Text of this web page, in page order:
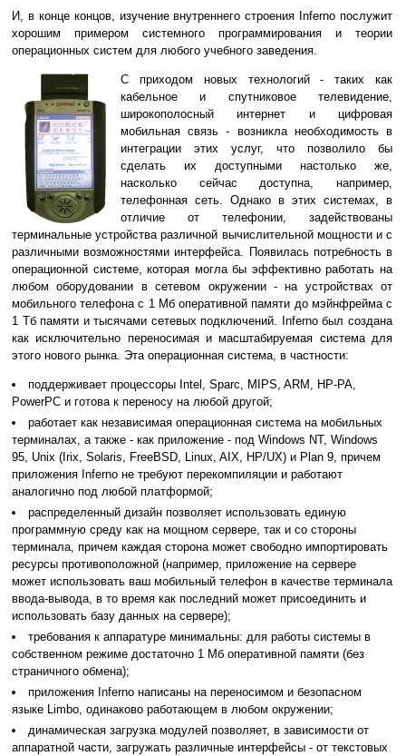
И, в конце концов, изучение внутреннего строения Inferno послужит
хорошим примером системного программирования и теории
операционных систем для любого учебного заведения.
С приходом новых технологий - таких как
кабельное и спутниковое телевидение,
широкополосный интернет и цифровая
мобильная связь - возникла необходимость в
интеграции этих услуг, что позволило бы
сделать их доступными настолько же,
насколько сейчас доступна, например,
телефонная сеть. Однако в этих системах, в
отличие от телефонии, задействованы
терминальные устройства различной вычислительной мощности и с
различными возможностями интерфейса. Появилась потребность в
операционной системе, которая могла бы эффективно работать на
любом оборудовании в сетевом окружении - на устройствах от
мобильного телефона с 1 Мб оперативной памяти до мэйнфрейма с
1 Тб памяти и тысячами сетевых подключений. Inferno был создана
как исключительно переносимая и масштабируемая система для
этого нового рынка. Эта операционная система, в частности:
поддерживает процессоры Intel, Sparc, MIPS, ARM, HP-PA,
PowerPC и готова к переносу на любой другой;
работает как независимая операционная система на мобильных
терминалах, а также - как приложение - под Windows NT, Windows
95, Unix (Irix, Solaris, FreeBSD, Linux, AIX, HP/UX) и Plan 9, причем
приложения Inferno не требуют перекомпиляции и работают
аналогично под любой платформой;
распределенный дизайн позволяет использовать единую
программную среду как на мощном сервере, так и со стороны
терминала, причем каждая сторона может свободно импортировать
ресурсы противоположной (например, приложение на сервере
может использовать ваш мобильный телефон в качестве терминала
ввода-вывода, в то время как последний может присоединить и
использовать базу данных на сервере);
требования к аппаратуре минимальны: для работы системы в
собственном режиме достаточно 1 Мб оперативной памяти (без
страничного обмена);
приложения Inferno написаны на переносимом и безопасном
языке Limbo, одинаково работающем в любом окружении;
динамическая загрузка модулей позволяет, в зависимости от
аппаратной части, загружать различные интерфейсы - от текстовых